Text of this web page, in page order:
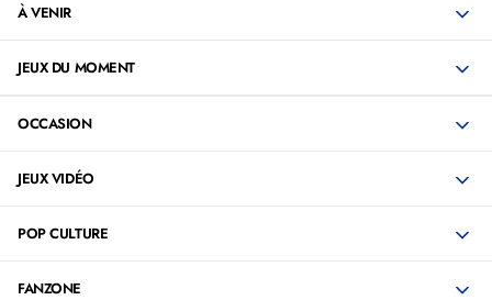
À VENIR
JEUX DU MOMENT
OCCASION
JEUX VIDÉO
POP CULTURE
FANZONE